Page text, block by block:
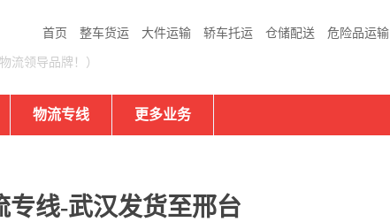
首页 整车货运 大件运输 轿车托运 仓储配送 危险品运输
流领导品牌！）
物流专线 更多业务
线-武汉发货至邢台